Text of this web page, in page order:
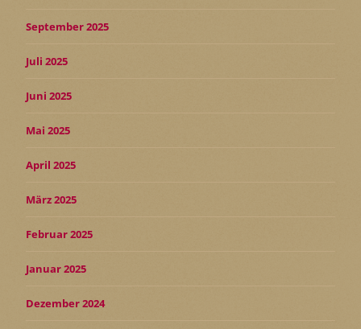
September 2025
Juli 2025
Juni 2025
Mai 2025
April 2025
März 2025
Februar 2025
Januar 2025
Dezember 2024